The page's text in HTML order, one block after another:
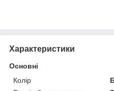
Характеристики
Основні
Колір